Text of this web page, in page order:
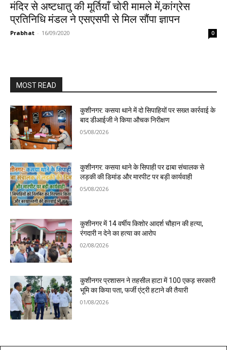
मंदिर से अष्टधातु की मूर्तियाँ चोरी मामले में,कांग्रेस
प्रतिनिधि मंडल ने एसएसपी से मिल सौंपा ज्ञापन
Prabhat - 16/09/2020 0
MOST READ
कुशीनगर: कसया थाने में दो सिपाहियों पर सख्त कार्रवाई के
बाद डीआईजी ने किया औचक निरीक्षण
05/08/2026
कुशीनगर: कसया थाने के सिपाही पर ढाबा संचालक से
लड़की की डिमांड और मारपीट पर बड़ी कार्यवाही
05/08/2026
कुशीनगर में 14 वर्षीय किशोर आदर्श चौहान की हत्या,
रंगदारी न देने का हत्या का आरोप
02/08/2026
कुशीनगर प्रशासन ने तहसील हाटा में 100 एकड़ सरकारी
भूमि का किया पता, फर्जी एंट्री हटाने की तैयारी
01/08/2026